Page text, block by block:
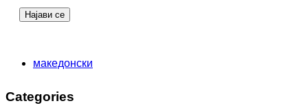
македонски
Categories